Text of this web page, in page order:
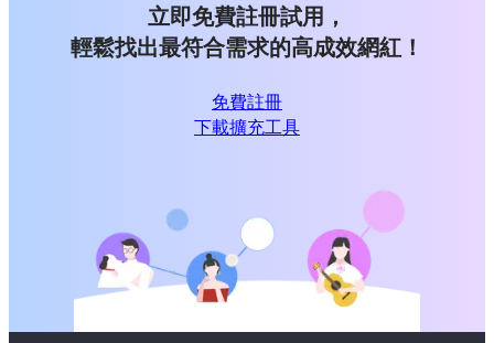
立即免費註冊試用，
輕鬆找出最符合需求的高成效網紅！
免費註冊
下載擴充工具